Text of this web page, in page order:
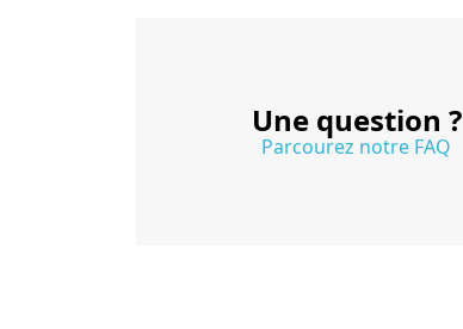
Une question ?
Parcourez notre FAQ